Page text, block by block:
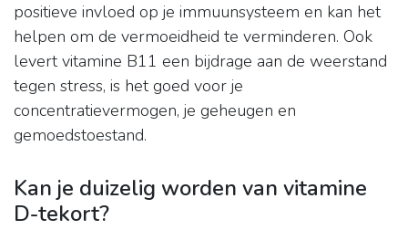
positieve invloed op je immuunsysteem en kan het
helpen om de vermoeidheid te verminderen. Ook
levert vitamine B11 een bijdrage aan de weerstand
tegen stress, is het goed voor je
concentratievermogen, je geheugen en
gemoedstoestand.
Kan je duizelig worden van vitamine
D-tekort?